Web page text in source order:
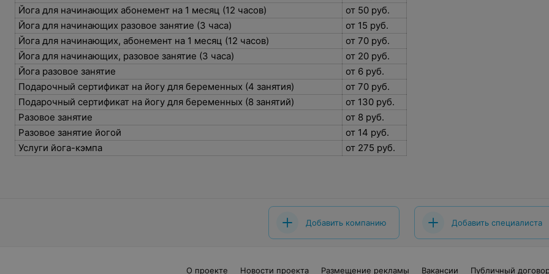
Йога для начинающих абонемент на 1 месяц (12 часов)
от 50 руб.
Йога для начинающих разовое занятие (3 часа)
от 15 руб.
Йога для начинающих, абонемент на 1 месяц (12 часов)
от 70 руб.
Йога для начинающих, разовое занятие (3 часа)
от 20 руб.
Йога разовое занятие
от 6 руб.
Подарочный сертификат на йогу для беременных (4 занятия)
от 70 руб.
Подарочный сертификат на йогу для беременных (8 занятий)
от 130 руб.
Разовое занятие
от 8 руб.
Разовое занятие йогой
от 14 руб.
Услуги йога-кэмпа
от 275 руб.
Добавить компанию Добавить специалиста
О проекте Новости проекта Размещение рекламы Вакансии Публичный